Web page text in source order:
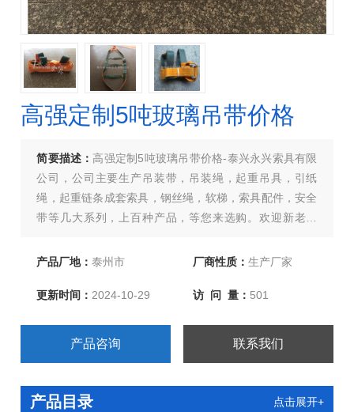
高强定制5吨玻璃吊带价格
简要描述： 高强定制5吨玻璃吊带价格-泰兴永兴索具有限
公司，公司主要生产吊装带，吊装绳，起重吊具，引纸
绳，起重链条成套索具，钢丝绳，软梯，索具配件，安全
带等几大系列，上百种产品，等您来选购。欢迎新老客
产品厂地：泰州市 厂商性质： 生产厂家
更新时间：2024-10-29 访 问 量： 501
产品咨询 联系我们
产品目录 点击展开+